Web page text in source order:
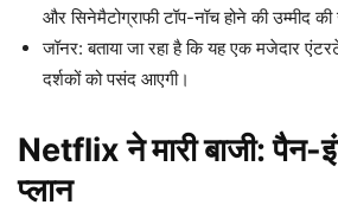
और सिनेमैटोग्राफी टॉप-नॉच होने की उम्मीद की
जॉनर: बताया जा रहा है कि यह एक मजेदार
दर्शकों को पसंद आएगी।
Netflix ने मारी बाजी: पैन-
प्लान